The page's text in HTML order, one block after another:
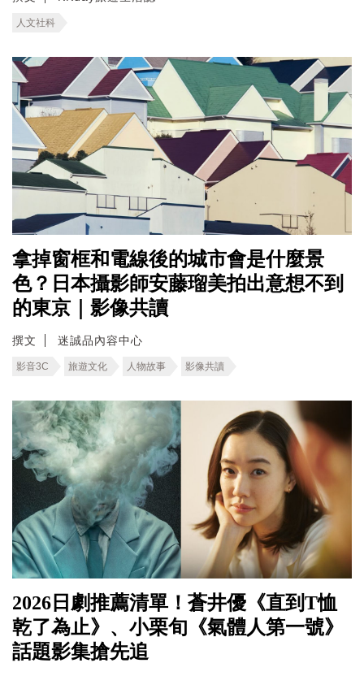
人文社科
拿掉窗框和電線後的城市會是什麼景
色？日本攝影師安藤瑠美拍出意想不到
的東京｜影像共讀
撰文 迷誠品內容中心
影音3C 旅遊文化 人物故事 影像共讀
2026日劇推薦清單！蒼井優《直到T恤
乾了為止》、小栗旬《氣體人第一號》
話題影集搶先追